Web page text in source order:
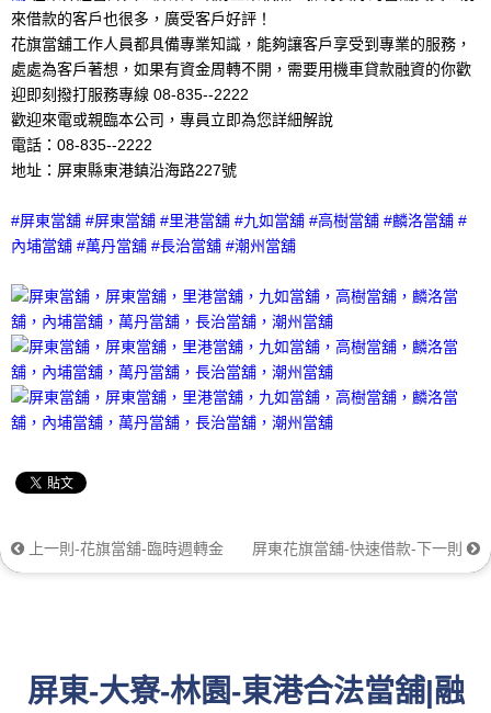
來借款的客戶也很多，廣受客戶好評！
花旗當舖工作人員都具備專業知識，能夠讓客戶享受到專業的服務，
處處為客戶著想，如果有資金周轉不開，需要用機車貸款融資的你歡
迎即刻撥打服務專線 08-835--2222
歡迎來電或親臨本公司，專員立即為您詳細解說
電話：08-835--2222
地址：屏東縣東港鎮沿海路227號
#屏東當舖 #屏東當舖 #里港當舖 #九如當舖 #高樹當舖 #麟洛當舖 #
內埔當舖 #萬丹當舖 #長治當舖 #潮州當舖
上一則-花旗當舖-臨時週轉金 屏東花旗當舖-快速借款-下一則
屏東-大寮-林園-東港合法當舖|融